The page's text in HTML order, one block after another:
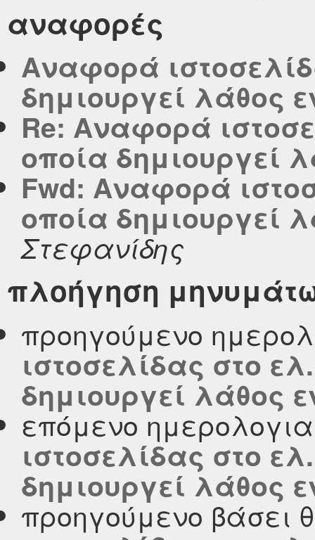
αναφορές
Αναφορά
δημιουργεί λάθος
Re: Αναφορά
οποία δημιουργεί
Fwd: Αναφορά
οποία δημιουργεί
Στεφανίδης
πλοήγηση
προηγούμενο
ιστοσελίδας στο
δημιουργεί λάθος
επόμενο
ιστοσελίδας στο
δημιουργεί λάθος
προηγούμενο βάσει